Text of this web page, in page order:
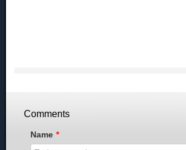
Comments
Name *